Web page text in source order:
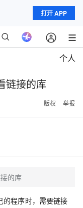
打开 APP
个人
链接的库
版权 举报
的库
的程序时，需要链接